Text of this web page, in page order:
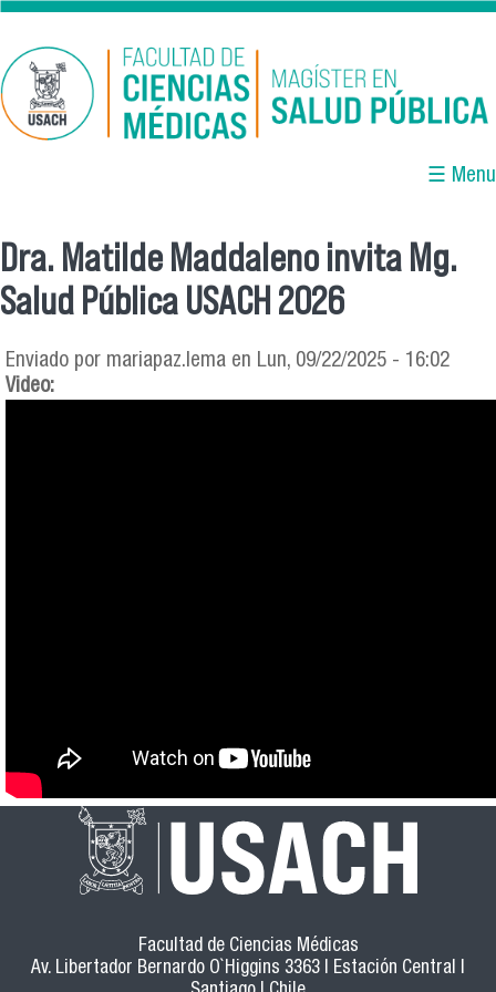
Pasar al contenido principal
☰ Menu
Se encuentra usted aquí
Dra. Matilde Maddaleno invita Mg.
Salud Pública USACH 2026
Enviado por mariapaz.lema en Lun, 09/22/2025 - 16:02
Video:
Facultad de Ciencias Médicas
Av. Libertador Bernardo O`Higgins 3363 | Estación Central |